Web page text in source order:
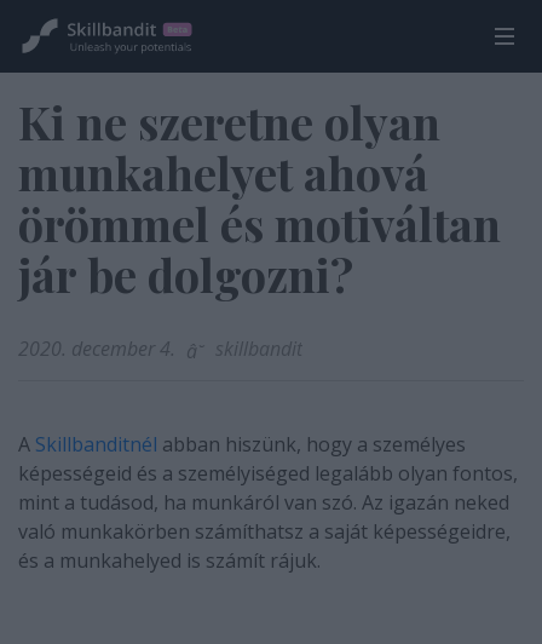
Ki ne szeretne olyan
munkahelyet ahová
örömmel és motiváltan
jár be dolgozni?
2020. december 4. skillbandit
A Skillbanditnél abban hiszünk, hogy a személyes
képességeid és a személyiséged legalább olyan fontos,
mint a tudásod, ha munkáról van szó. Az igazán neked
való munkakörben számíthatsz a saját képességeidre,
és a munkahelyed is számít rájuk.